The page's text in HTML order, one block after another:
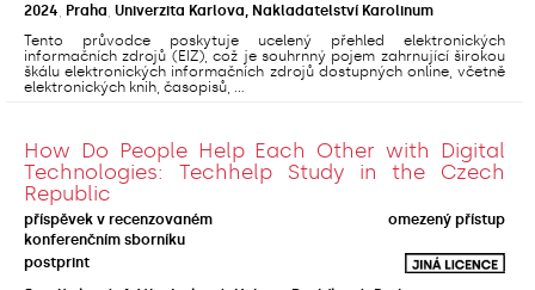
2024 Praha Univerzita Karlova, Nakladatelství Karolinum
Tento průvodce poskytuje ucelený přehled elektronických
informačních zdrojů (EIZ), což je souhrnný pojem zahrnující širokou
škálu elektronických informačních zdrojů dostupných online, včetně
elektronických knih, časopisů, ...
How Do People Help Each Other with Digital
Technologies: Techhelp Study in the Czech
Republic
příspěvek v recenzovaném
konferenčním sborníku
omezený přístup
postprint